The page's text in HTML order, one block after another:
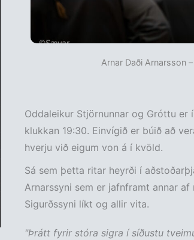
Arnar Daði Arnarsson
Oddaleikur Stjörnunnar og Gróttu
klukkan 19:30. Einvígið er búið að
hverju við eigum von á í kvöld.
Sá sem þetta ritar heyrði í
Arnarssyni sem er jafnframt annar
Sigurðssyni líkt og allir vita.
"Þrátt fyrir stóra sigra í síðustu